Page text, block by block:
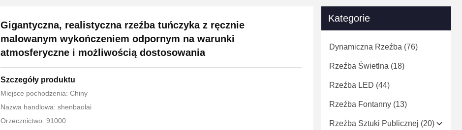
Gigantyczna, realistyczna rzeźba tuńczyka z ręcznie
malowanym wykończeniem odpornym na warunki
atmosferyczne i możliwością dostosowania
Szczegóły produktu
Miejsce pochodzenia: Chiny
Nazwa handlowa: shenbaolai
Orzecznictwo: 91000
Kategorie
Dynamiczna Rzeźba (76)
Rzeźba Świetlna (18)
Rzeźba LED (44)
Rzeźba Fontanny (13)
Rzeźba Sztuki Publicznej (20)